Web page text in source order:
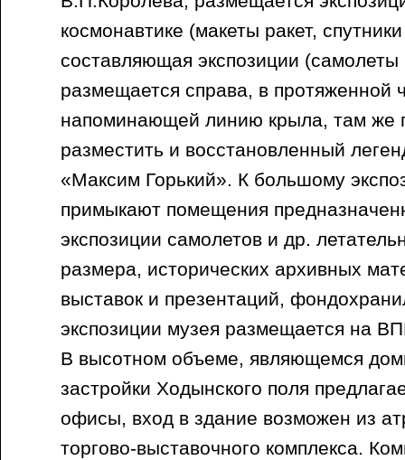
космонавтике (макеты ракет,
составляющая экспозиции (самолеты
размещается справа, в протяженной
напоминающей линию крыла, там же
разместить и восстановленный
«Максим Горький». К большому
примыкают помещения
экспозиции самолетов и др.
размера, исторических архивных
выставок и презентаций,
экспозиции музея размещается на
В высотном объеме, являющемся
застройки Ходынского поля
офисы, вход в здание возможен из
торгово-выставочного комплекса.